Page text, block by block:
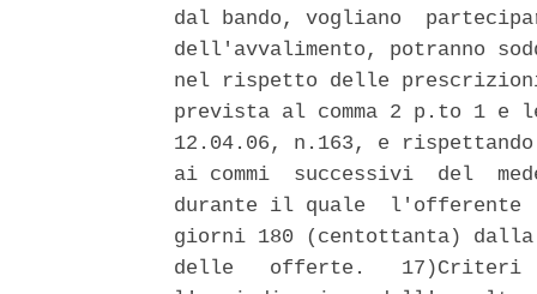
dal bando, vogliano
dell'avvalimento, potranno
nel rispetto delle prescrizioni
prevista al comma 2 p.to 1
12.04.06, n.163, e
ai commi  successivi  del
durante il quale
giorni 180 (centottanta)
delle   offerte.   17)Criteri